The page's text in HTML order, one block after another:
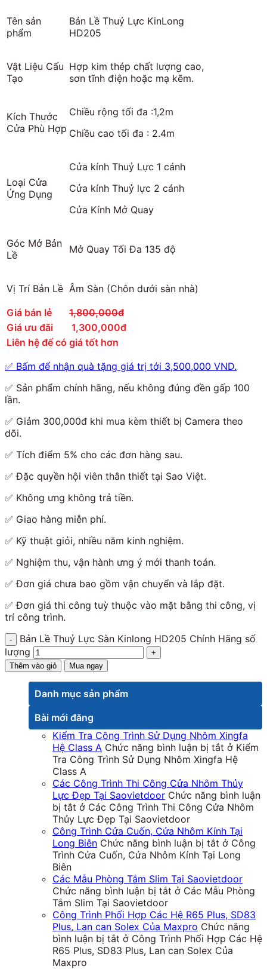
Tên sản
phẩm
Bản Lề Thuỷ Lực KinLong
HD205
Vật Liệu Cấu
Tạo
Hợp kim thép chất lượng cao,
sơn tĩnh điện hoặc mạ kẽm.
Kích Thước
Cửa Phù Hợp
Chiều rộng tối đa :1,2m
Chiều cao tối đa : 2.4m
Loại Cửa
Ứng Dụng
Cửa kính Thuỷ Lực 1 cánh
Cửa kính Thuỷ lực 2 cánh
Cửa Kính Mở Quay
Góc Mở Bản
Lề
Mở Quay Tối Đa 135 độ
Vị Trí Bản Lề Âm Sàn (Chôn dưới sàn nhà)
Giá bán lẻ
1,800,000đ
Giá ưu đãi
1,300,000đ
Liên hệ để có giá tốt hơn
✅ Bấm để nhận quà tặng giá trị tới 3,500,000 VND.
✅ Sản phẩm chính hãng, nếu không đúng đền gấp 100
lần.
✅ Giảm 300,000đ khi mua kèm thiết bị Camera theo
dõi.
✅ Tích điểm 5% cho các đơn hàng sau.
✅ Đặc quyền hội viên thân thiết tại Sao Việt.
✅ Không ưng không trả tiền.
✅ Giao hàng miễn phí.
✅ Kỹ thuật giỏi, nhiều năm kinh nghiệm.
✅ Nghiệm thu, vận hành ưng ý mới thanh toán.
✅ Đơn giá chưa bao gồm vận chuyển và lắp đặt.
✅ Đơn giá thi công tuỳ thuộc vào mặt bằng thi công, vị
trí công trình.
Bản Lề Thuỷ Lực Sàn Kinlong HD205 Chính Hãng số
lượng
Thêm vào giỏ Mua ngay
Danh mục sản phẩm
Bài mới đăng
Kiểm Tra Công Trình Sử Dụng Nhôm Xingfa
Hệ Class A Chức năng bình luận bị tắt ở Kiểm
Tra Công Trình Sử Dụng Nhôm Xingfa Hệ
Class A
Các Công Trình Thi Công Cửa Nhôm Thủy
Lực Đẹp Tại Saovietdoor Chức năng bình luận
bị tắt ở Các Công Trình Thi Công Cửa Nhôm
Thủy Lực Đẹp Tại Saovietdoor
Công Trình Cửa Cuốn, Cửa Nhôm Kính Tại
Long Biên Chức năng bình luận bị tắt ở Công
Trình Cửa Cuốn, Cửa Nhôm Kính Tại Long
Biên
Các Mẫu Phòng Tắm Slim Tại Saovietdoor
Chức năng bình luận bị tắt ở Các Mẫu Phòng
Tắm Slim Tại Saovietdoor
Công Trình Phối Hợp Các Hệ R65 Plus, SD83
Plus, Lan can Solex Của Maxpro Chức năng
bình luận bị tắt ở Công Trình Phối Hợp Các Hệ
R65 Plus, SD83 Plus, Lan can Solex Của
Maxpro